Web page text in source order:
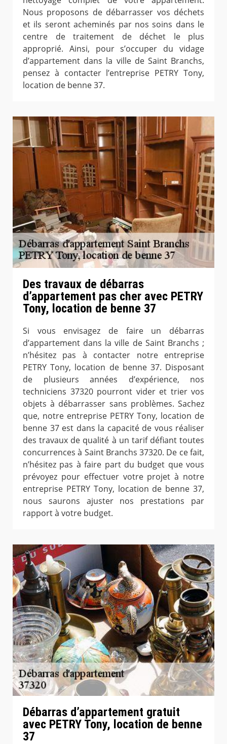
Nous proposons de débarrasser vos déchets
et ils seront acheminés par nos soins dans le
centre de traitement de déchet le plus
approprié. Ainsi, pour s’occuper du vidage
d’appartement dans la ville de Saint Branchs,
pensez à contacter l’entreprise PETRY Tony,
location de benne 37.
Des travaux de débarras
d’appartement pas cher avec PETRY
Tony, location de benne 37
Si vous envisagez de faire un débarras
d’appartement dans la ville de Saint Branchs ;
n’hésitez pas à contacter notre entreprise
PETRY Tony, location de benne 37. Disposant
de plusieurs années d’expérience, nos
techniciens 37320 pourront vider et trier vos
objets à débarrasser sans problèmes. Sachez
que, notre entreprise PETRY Tony, location de
benne 37 est dans la capacité de vous réaliser
des travaux de qualité à un tarif défiant toutes
concurrences à Saint Branchs 37320. De ce fait,
n’hésitez pas à faire part du budget que vous
prévoyez pour effectuer votre projet à notre
entreprise PETRY Tony, location de benne 37,
nous saurons ajuster nos prestations par
rapport à votre budget.
Débarras d’appartement gratuit
avec PETRY Tony, location de benne
37